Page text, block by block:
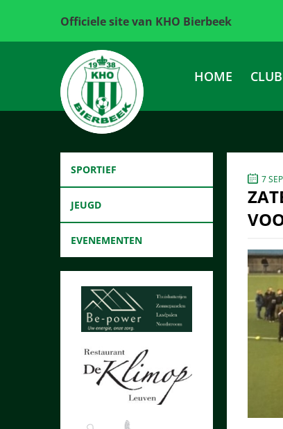
Officiele site van KHO Bierbeek
HOME CLUB
SPORTIEF
JEUGD
EVENEMENTEN
7